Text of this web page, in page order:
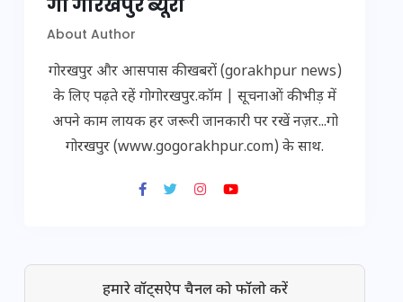
गो गोरखपुर ब्यूरो
About Author
गोरखपुर और आसपास की खबरों (gorakhpur news)
के लिए पढ़ते रहें गोगोरखपुर.कॉम | सूचनाओं की भीड़ में
अपने काम लायक हर जरूरी जानकारी पर रखें नज़र...गो
गोरखपुर (www.gogorakhpur.com) के साथ.
हमारे वॉट्सऐप चैनल को फॉलो करें